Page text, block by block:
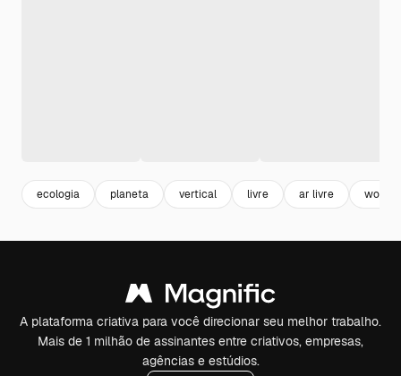
ecologia planeta vertical livre ar livre world
A plataforma criativa para você direcionar seu melhor trabalho.
Mais de 1 milhão de assinantes entre criativos, empresas,
agências e estúdios.